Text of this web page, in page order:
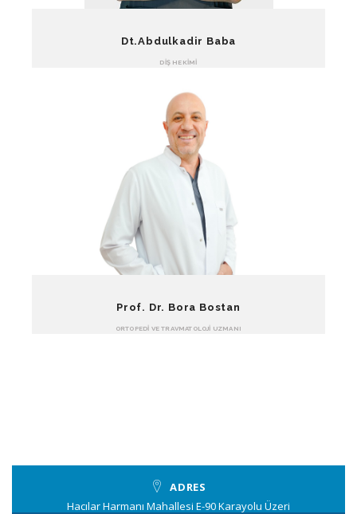
Dt.Abdulkadir Baba
DIŞ HEKIMI
Prof. Dr. Bora Bostan
ORTOPEDI VE TRAVMATOLOJI UZMANI
ADRES
Hacılar Harmanı Mahallesi E-90 Karayolu Üzeri